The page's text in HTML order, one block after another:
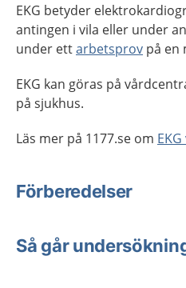
EKG betyder
antingen i vila eller under
under ettarbetsprov på en
EKG kan göras på
på sjukhus.
Läs mer på 1177.se om
Förberedelser
Så går